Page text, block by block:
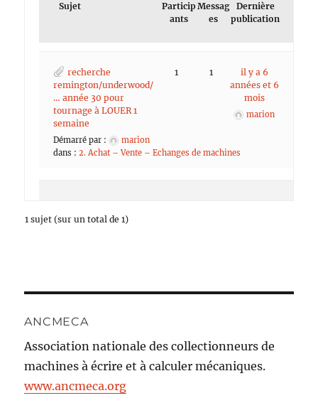
Sujet
Particip
ants
Messag
es
Dernière
publication
recherche
remington/underwood/
… année 30 pour
tournage à LOUER 1
semaine
Démarré par :
marion
dans :2. Achat – Vente – Echanges de machines
1 1
il y a 6
années et 6
mois
marion
1 sujet (sur un total de 1)
ANCMECA
Association nationale des collectionneurs de
machines à écrire et à calculer mécaniques.
www.ancmeca.org